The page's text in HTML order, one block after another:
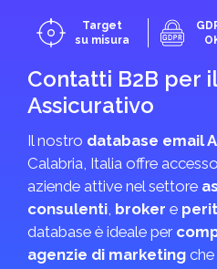
Target
su misura
Contatti B2B per
Assicurativo
Il nostro database email
Calabria, Italia offre
aziende attive nel settore
consulenti, broker e
database è ideale per
agenzie di marketing